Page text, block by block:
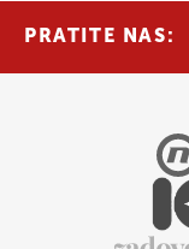
PRATITE NAS: